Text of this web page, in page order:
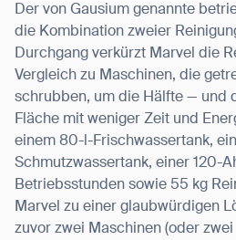
Der von Gausium genannte
die Kombination zweier
Durchgang verkürzt Marvel die
Vergleich zu Maschinen, die
schrubben, um die Hälfte — und
Fläche mit weniger Zeit und
einem 80-l-Frischwassertank,
Schmutzwassertank, einer 120-
Betriebsstunden sowie 55 kg
Marvel zu einer glaubwürdigen
zuvor zwei Maschinen (oder zwei